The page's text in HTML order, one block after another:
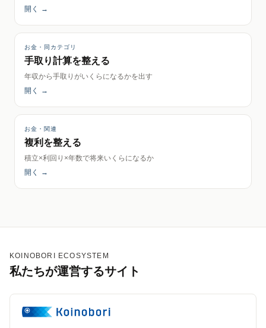
開く
→
お金・同カテゴリ
手取り計算を整える
年収から手取りがいくらになるかを出す
開く
→
お金・関連
複利を整える
積立×利回り×年数で将来いくらになるか
開く
→
KOINOBORI ECOSYSTEM
私たちが運営するサイト